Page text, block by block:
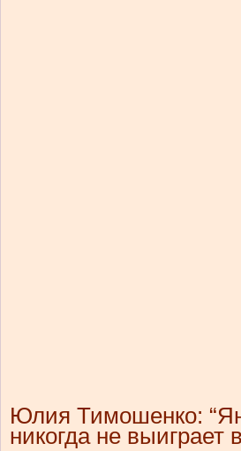
Юлия Тимошенко:
никогда не выиграет